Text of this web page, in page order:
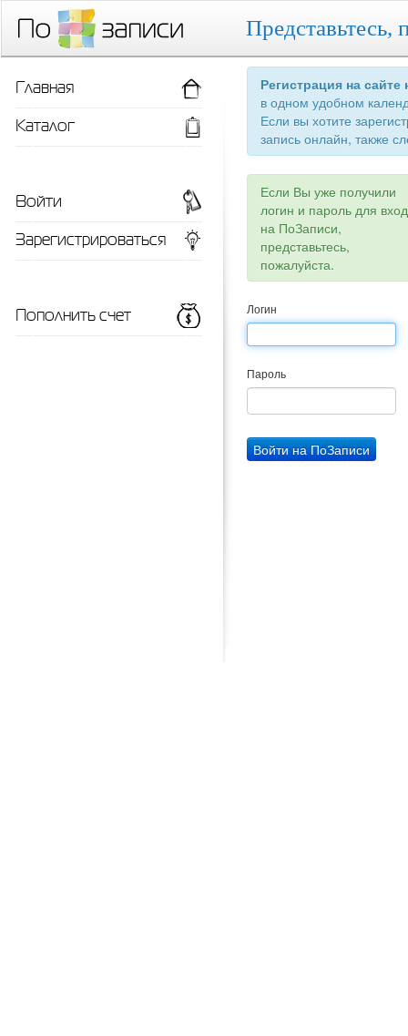
Представьтесь,
Регистрация на
в одном удобном
Если вы хотите
запись онлайн, также
Если Вы уже получили
логин и пароль для
на ПоЗаписи,
представьтесь,
пожалуйста.
Логин
Пароль
Главная
Каталог
Войти
Зарегистрироваться
Пополнить счет